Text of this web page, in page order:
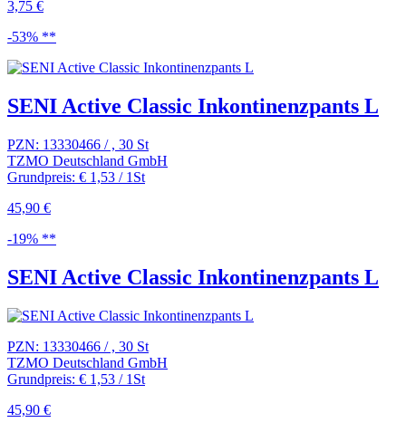
3,75 €
-53% **
SENI Active Classic Inkontinenzpants L
PZN: 13330466 / , 30 St
TZMO Deutschland GmbH
Grundpreis: € 1,53 / 1St
45,90 €
-19% **
SENI Active Classic Inkontinenzpants L
PZN: 13330466 / , 30 St
TZMO Deutschland GmbH
Grundpreis: € 1,53 / 1St
45,90 €